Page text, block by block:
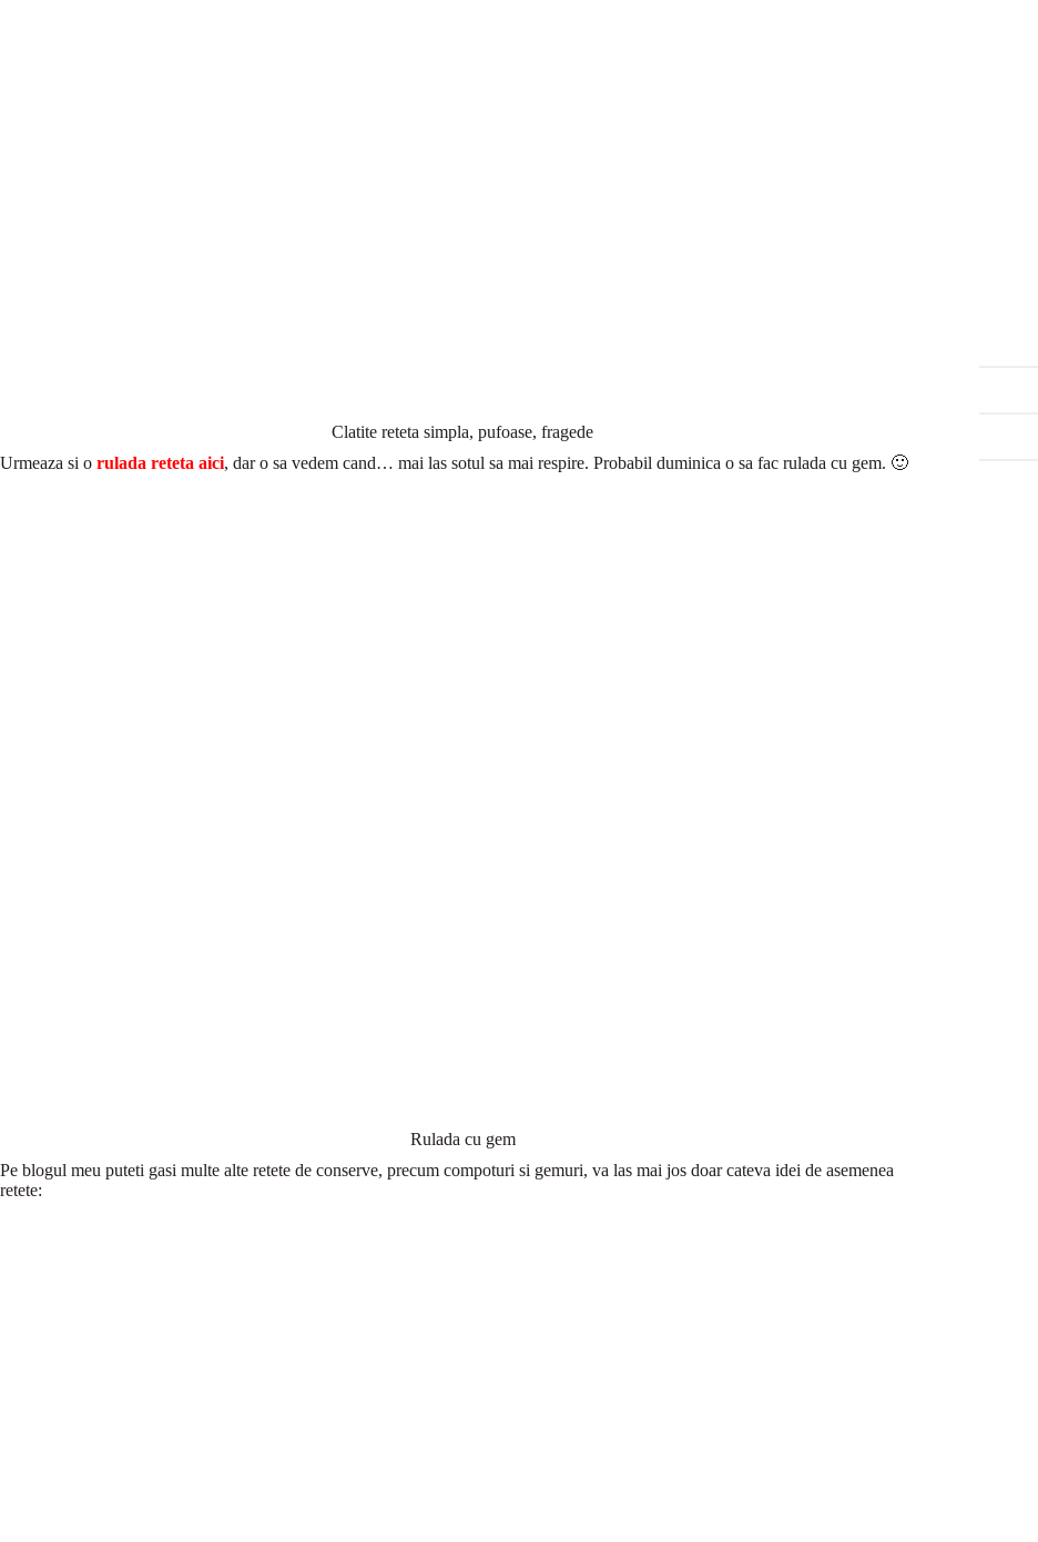
Clatite reteta simpla, pufoase, fragede
Urmeaza si o rulada reteta aici, dar o sa vedem cand… mai las sotul sa mai respire. Probabil duminica o sa fac rulada cu gem. 🙂
Rulada cu gem
Pe blogul meu puteti gasi multe alte retete de conserve, precum compoturi si gemuri, va las mai jos doar cateva idei de asemenea
retete: